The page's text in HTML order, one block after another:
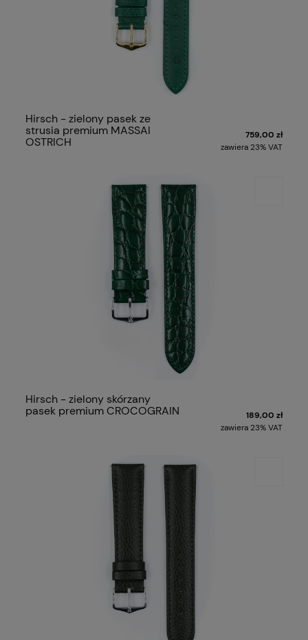
Hirsch - zielony pasek ze
strusia premium MASSAI
OSTRICH
759,00 zł
zawiera 23% VAT
Hirsch - zielony skórzany
pasek premium CROCOGRAIN
189,00 zł
zawiera 23% VAT